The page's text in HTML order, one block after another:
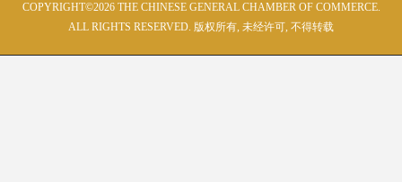
COPYRIGHT©2026 THE CHINESE GENERAL CHAMBER OF COMMERCE.
ALL RIGHTS RESERVED. 版权所有, 未经许可, 不得转载